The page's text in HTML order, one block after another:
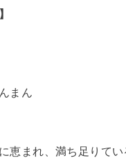
まん
恵まれ、満ち足りてい